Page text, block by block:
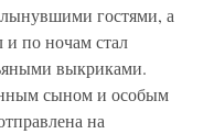
гостями, а
и по ночам стал
выкриками.
сыном и особым
на